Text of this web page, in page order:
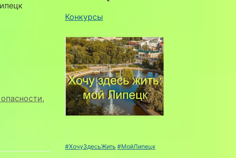
,
Конкурсы
#ХочуЗдесьЖить #МойЛипецк